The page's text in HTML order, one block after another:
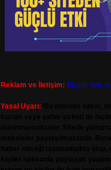
Reklam ve İletişim: Skype:
Yasal Uyarı: